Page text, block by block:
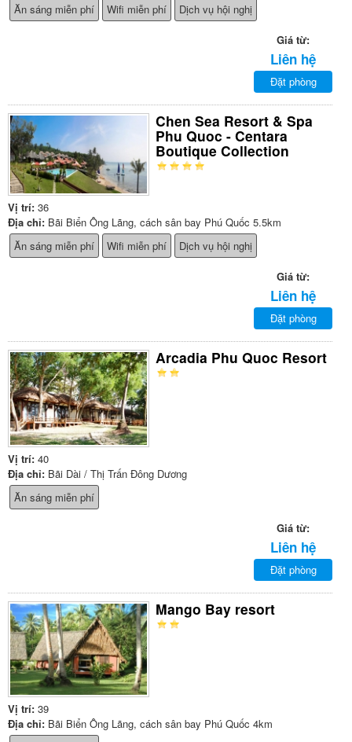
Ăn sáng miễn phí
Wifi miễn phí Dịch vụ hội nghị
Giá từ:
Liên hệ
Đặt phòng
Chen Sea Resort & Spa
Phu Quoc - Centara
Boutique Collection
Vị trí: 36
Địa chỉ: Bãi Biển Ông Lãng, cách sân bay Phú Quốc 5.5km
Ăn sáng miễn phí
Wifi miễn phí Dịch vụ hội nghị
Giá từ:
Liên hệ
Đặt phòng
Arcadia Phu Quoc Resort
Vị trí: 40
Địa chỉ: Bãi Dài / Thị Trấn Đông Dương
Ăn sáng miễn phí
Giá từ:
Liên hệ
Đặt phòng
Mango Bay resort
Vị trí: 39
Địa chỉ: Bãi Biển Ông Lãng, cách sân bay Phú Quốc 4km